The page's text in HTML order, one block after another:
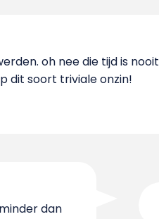
oh nee die tijd is nooit
dit soort triviale onzin!
dan